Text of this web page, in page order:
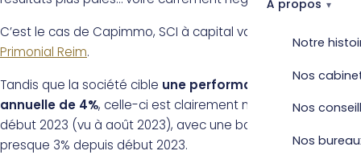
À propos
Notre
Nos
Nos
Nos
C’est le cas de Capimmo, SCI à capital variable gérée par
Primonial Reim.
Tandis que la société cible une performance nette
annuelle de 4%, celle-ci est clairement négative depuis le
début 2023 (vu à août 2023), avec une baisse estimée à
presque 3% depuis début 2023.